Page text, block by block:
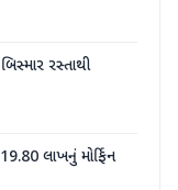
રસ્તાથી
લાખનું મોર્ફિન